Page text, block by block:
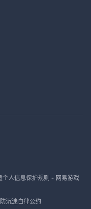
人信息保护规则 - 网易游戏
沉迷自律公约